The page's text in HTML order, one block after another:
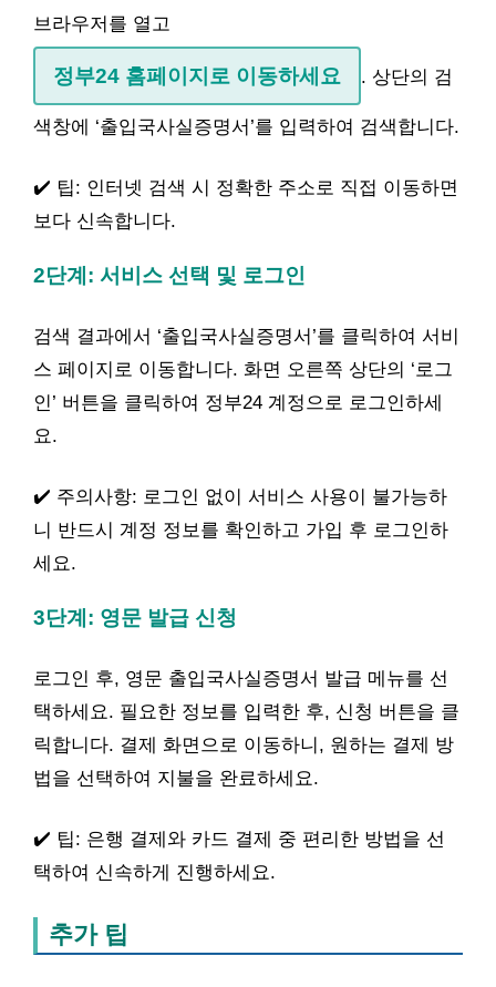
브라우저를 열고
정부24 홈페이지로 이동하세요 . 상단의 검
색창에 ‘출입국사실증명서’를 입력하여 검색합니다.
✔️ 팁: 인터넷 검색 시 정확한 주소로 직접 이동하면
보다 신속합니다.
2단계: 서비스 선택 및 로그인
검색 결과에서 ‘출입국사실증명서’를 클릭하여 서비
스 페이지로 이동합니다. 화면 오른쪽 상단의 ‘로그
인’ 버튼을 클릭하여 정부24 계정으로 로그인하세
요.
✔️ 주의사항: 로그인 없이 서비스 사용이 불가능하
니 반드시 계정 정보를 확인하고 가입 후 로그인하
세요.
3단계: 영문 발급 신청
로그인 후, 영문 출입국사실증명서 발급 메뉴를 선
택하세요. 필요한 정보를 입력한 후, 신청 버튼을 클
릭합니다. 결제 화면으로 이동하니, 원하는 결제 방
법을 선택하여 지불을 완료하세요.
✔️ 팁: 은행 결제와 카드 결제 중 편리한 방법을 선
택하여 신속하게 진행하세요.
추가 팁